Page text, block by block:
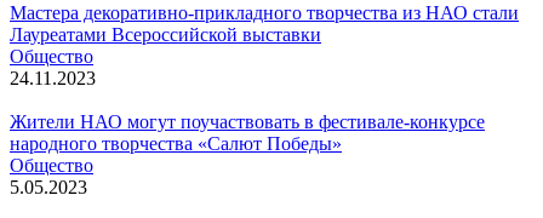
Мастера декоративно-прикладного творчества из НАО стали
Лауреатами Всероссийской выставки
Общество
24.11.2023
Жители НАО могут поучаствовать в фестивале-конкурсе
народного творчества «Салют Победы»
Общество
5.05.2023